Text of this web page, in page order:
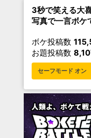
3秒で笑える大
写真で一言ボ
ボケ投稿数
お題投稿数
セーフモード オン